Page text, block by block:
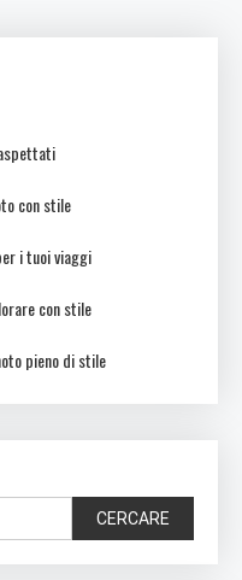
con stile
i tuoi viaggi
con stile
pieno di stile
CERCARE